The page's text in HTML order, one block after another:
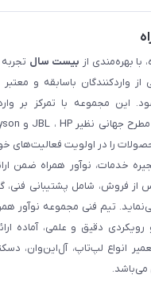
با بهره‌مندی از بیست سال
از واردکنندگان باسابقه و
این مجموعه با تمرکز بر
را در اولویت فعالیت‌های
خدمات، نوآور همراه ضمن
شامل پشتیبانی فنی،
تیم فنی مجموعه نوآور
رویکردی دقیق و علمی، آماده
انواع لپ‌تاپ، آل‌این‌وان،
می‌باشد.